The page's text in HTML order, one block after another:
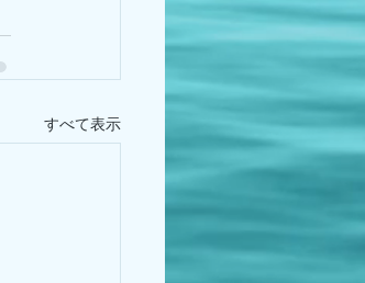
すべて表示